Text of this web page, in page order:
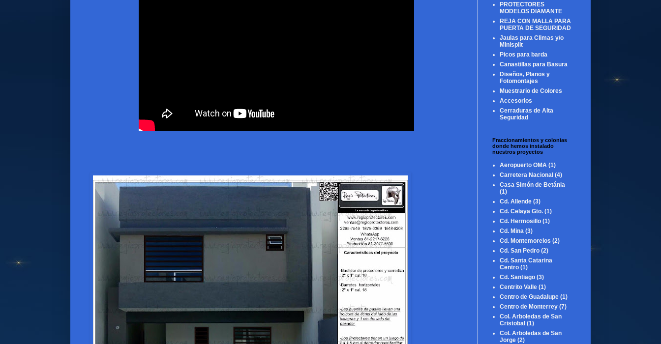
PROTECTORES
MODELOS DIAMANTE
REJA CON MALLA PARA
PUERTA DE SEGURIDAD
Jaulas para Climas y/o
Minisplit
Picos para barda
Canastillas para Basura
Diseños, Planos y
Fotomontajes
Muestrario de Colores
Accesorios
Cerraduras de Alta
Seguridad
Fraccionamientos y colonias
donde hemos instalado
nuestros proyectos
Aeropuerto OMA (1)
Carretera Nacional (4)
Casa Simón de Betánia
(1)
Cd. Allende (3)
Cd. Celaya Gto. (1)
Cd. Hermosillo (1)
Cd. Mina (3)
Cd. Montemorelos (2)
Cd. San Pedro (2)
Cd. Santa Catarina
Centro (1)
Cd. Santiago (3)
Centrito Valle (1)
Centro de Guadalupe (1)
Centro de Monterrey (7)
Col. Arboledas de San
Cristobal (1)
Col. Arboledas de San
Jorge (2)